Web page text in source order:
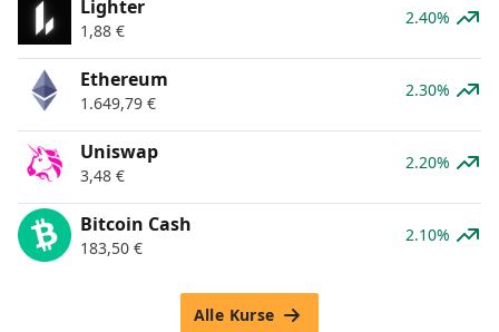
Lighter
1,88 €
2.40%
Ethereum
1.649,79 €
2.30%
Uniswap
3,48 €
2.20%
Bitcoin Cash
183,50 €
2.10%
Alle Kurse